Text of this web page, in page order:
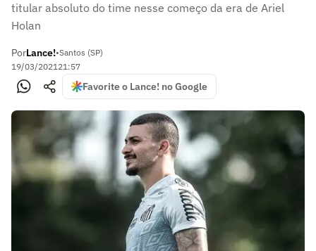
titular absoluto do time nesse começo da era de Ariel
Holan
PorLance!•Santos (SP)
19/03/202121:57
Favorite o Lance! no Google